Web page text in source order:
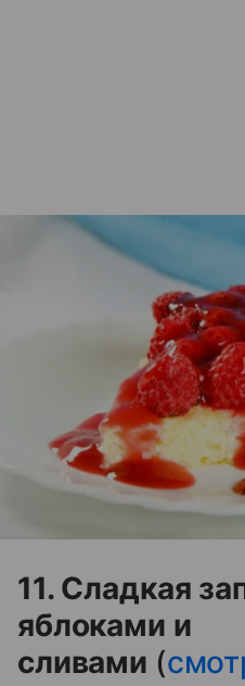
11. Сладкая
яблоками и
сливами (